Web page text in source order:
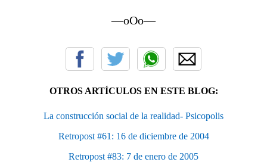
—oOo—
OTROS ARTÍCULOS EN ESTE BLOG:
La construcción social de la realidad- Psicopolis
Retropost #61: 16 de diciembre de 2004
Retropost #83: 7 de enero de 2005